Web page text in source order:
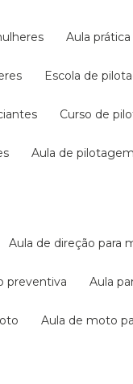
aula
escola de
curso de
aula de
aula de direção para
preventiva aula
aula de moto